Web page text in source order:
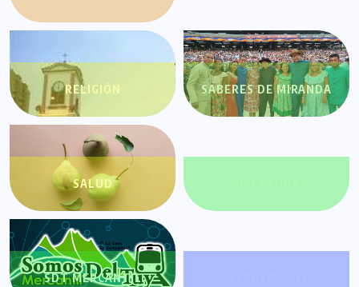
RELIGIÓN SABERES DE MIRANDA
SALUD
SDT MERCANTIL